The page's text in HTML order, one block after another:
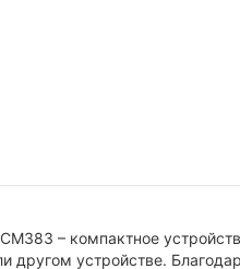
– компактное
другом устройстве.